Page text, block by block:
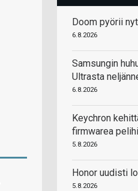
Doom pyörii
6.8.2026
Samsungin
Ultrasta
6.8.2026
Keychron
firmwarea
5.8.2026
Honor uudisti
5.8.2026